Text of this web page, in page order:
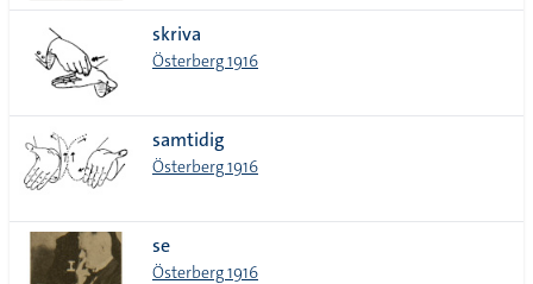
skriva
Österberg 1916
samtidig
Österberg 1916
se
Österberg 1916